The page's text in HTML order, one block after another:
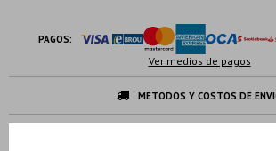
PAGOS:
Ver medios de pagos
METODOS Y COSTOS DE